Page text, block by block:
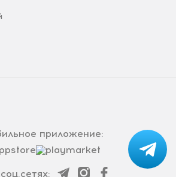
приложение: